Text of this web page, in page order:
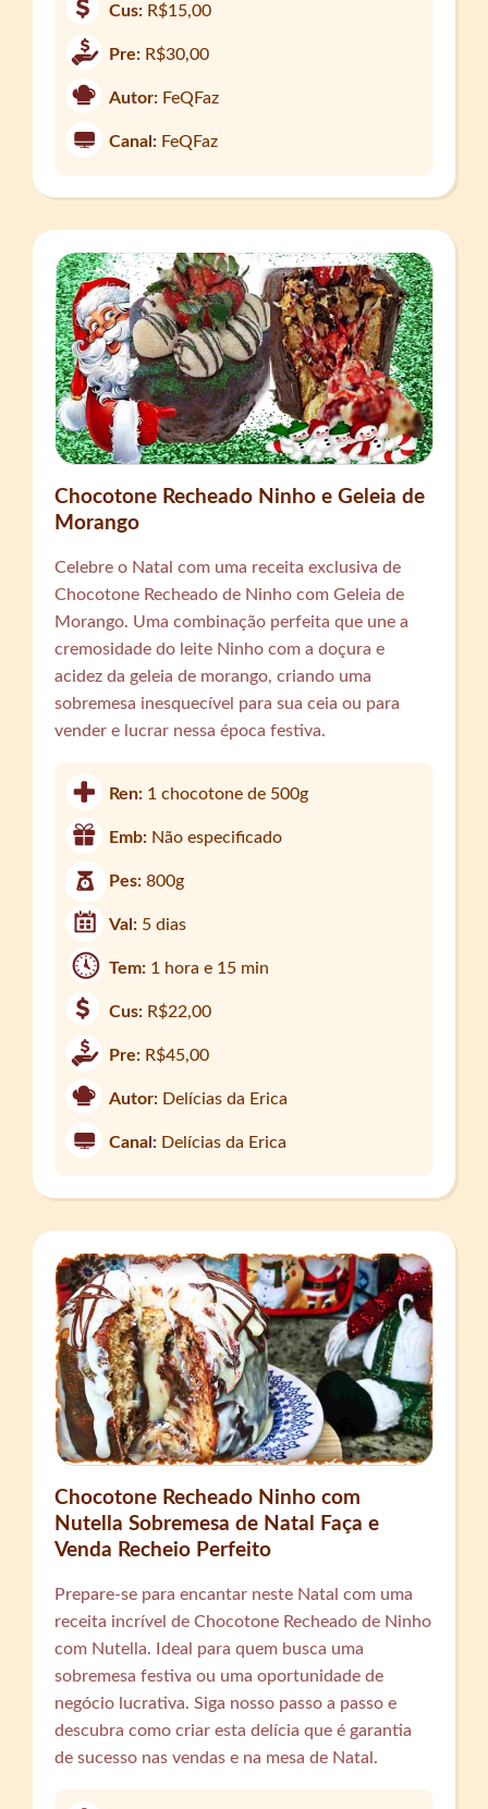
Cus: R$15,00
Pre: R$30,00
Autor: FeQFaz
Canal: FeQFaz
Chocotone Recheado Ninho e Geleia de
Morango
Celebre o Natal com uma receita exclusiva de
Chocotone Recheado de Ninho com Geleia de
Morango. Uma combinação perfeita que une a
cremosidade do leite Ninho com a doçura e
acidez da geleia de morango, criando uma
sobremesa inesquecível para sua ceia ou para
vender e lucrar nessa época festiva.
Ren: 1 chocotone de 500g
Emb: Não especificado
Pes:800g
Val: 5 dias
Tem: 1 hora e 15 min
Cus: R$22,00
Pre: R$45,00
Autor: Delícias da Erica
Canal: Delícias da Erica
Chocotone Recheado Ninho com
Nutella Sobremesa de Natal Faça e
Venda Recheio Perfeito
Prepare-se para encantar neste Natal com uma
receita incrível de Chocotone Recheado de Ninho
com Nutella. Ideal para quem busca uma
sobremesa festiva ou uma oportunidade de
negócio lucrativa. Siga nosso passo a passo e
descubra como criar esta delícia que é garantia
de sucesso nas vendas e na mesa de Natal.